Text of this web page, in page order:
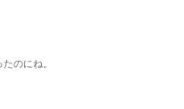
のにね。